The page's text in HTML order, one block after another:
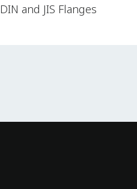
and JIS Flanges